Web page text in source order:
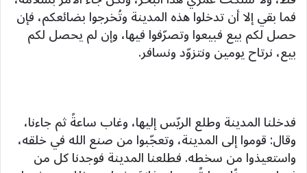
فما بقي إلا أن تدخلوا هذه المدينة وتُخرجوا بضائعكم، فإن
حصل لكم بيع فبيعوا وتصرّفوا فيها، وإن لم يحصل لكم
بيع، نرتاح يومين ونتزوّد ونسافر.
فدخلنا المدينة وطلع الريّس إليها، وغاب ساعةً ثم جاءنا،
وقال: قوموا إلى المدينة، وتعجّبوا من صنع الله في خلقه،
واستعيذوا من سخطه. فطلعنا المدينة فوجدنا كل من